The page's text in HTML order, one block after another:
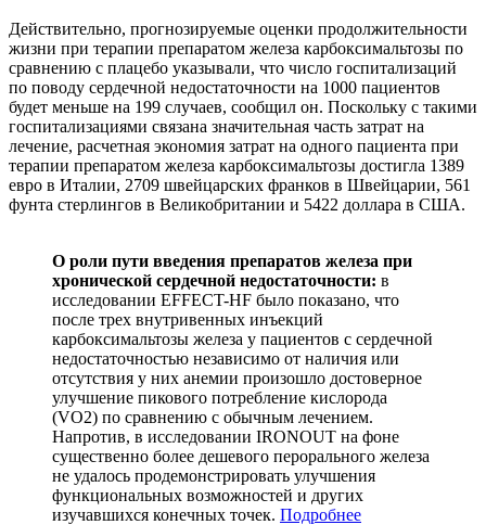
Действительно, прогнозируемые оценки продолжительности
жизни при терапии препаратом железа карбоксимальтозы по
сравнению с плацебо указывали, что число госпитализаций
по поводу сердечной недостаточности на 1000 пациентов
будет меньше на 199 случаев, сообщил он. Поскольку с такими
госпитализациями связана значительная часть затрат на
лечение, расчетная экономия затрат на одного пациента при
терапии препаратом железа карбоксимальтозы достигла 1389
евро в Италии, 2709 швейцарских франков в Швейцарии, 561
фунта стерлингов в Великобритании и 5422 доллара в США.
О роли пути введения препаратов железа при
хронической сердечной недостаточности: в
исследовании EFFECT-HF было показано, что
после трех внутривенных инъекций
карбоксимальтозы железа у пациентов с сердечной
недостаточностью независимо от наличия или
отсутствия у них анемии произошло достоверное
улучшение пикового потребление кислорода
(VO2) по сравнению с обычным лечением.
Напротив, в исследовании IRONOUT на фоне
существенно более дешевого перорального железа
не удалось продемонстрировать улучшения
функциональных возможностей и других
изучавшихся конечных точек. Подробнее